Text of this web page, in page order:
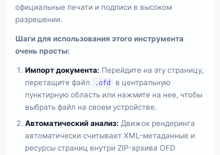
официальные печати и подписи в высоком
разрешении.
Шаги для использования этого инструмента
очень просты:
Импорт документа: Перейдите на эту страницу,
перетащите файл
.ofd
в центральную
пунктирную область или нажмите на нее, чтобы
выбрать файл на своем устройстве.
Автоматический анализ: Движок рендеринга
автоматически считывает XML-метаданные и
ресурсы страниц внутри ZIP-архива OFD